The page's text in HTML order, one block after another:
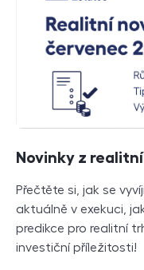
Novinky z
Přečtěte si, jak se
aktuálně v exekuci,
predikce pro realitní
investiční příležitosti!